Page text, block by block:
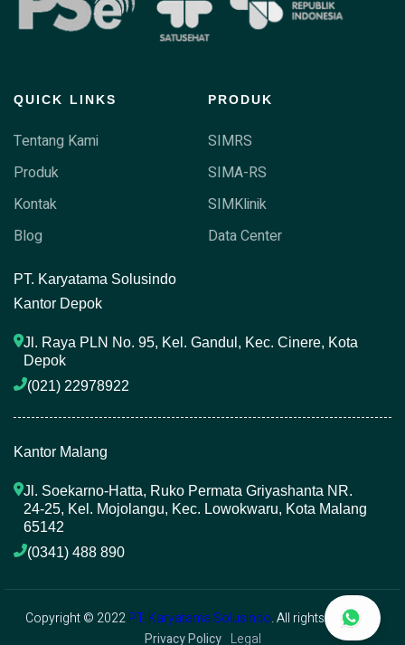
QUICK LINKS
Tentang Kami
Produk
Kontak
Blog
PRODUK
SIMRS
SIMA-RS
SIMKlinik
Data Center
PT. Karyatama Solusindo
Kantor Depok
Jl. Raya PLN No. 95, Kel. Gandul, Kec. Cinere, Kota
Depok
(021) 22978922
Kantor Malang
Jl. Soekarno-Hatta, Ruko Permata Griyashanta NR.
24-25, Kel. Mojolangu, Kec. Lowokwaru, Kota Malang
65142
(0341) 488 890
Copyright © 2022PT. Karyatama Solusindo. All rights reserved.
Privacy Policy Legal